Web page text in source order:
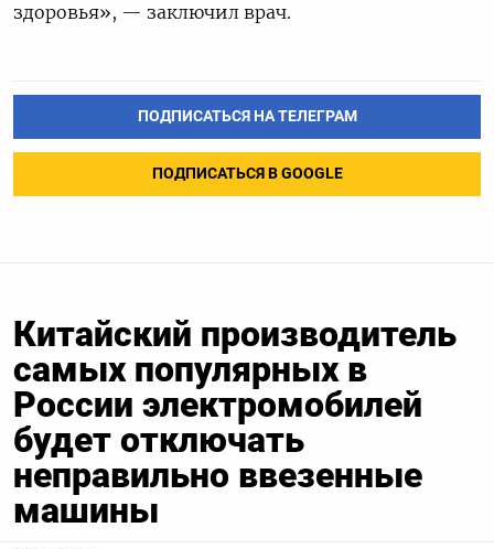
здоровья», — заключил врач.
ПОДПИСАТЬСЯ НА ТЕЛЕГРАМ
ПОДПИСАТЬСЯ В GOOGLE
Китайский производитель
самых популярных в
России электромобилей
будет отключать
неправильно ввезенные
машины